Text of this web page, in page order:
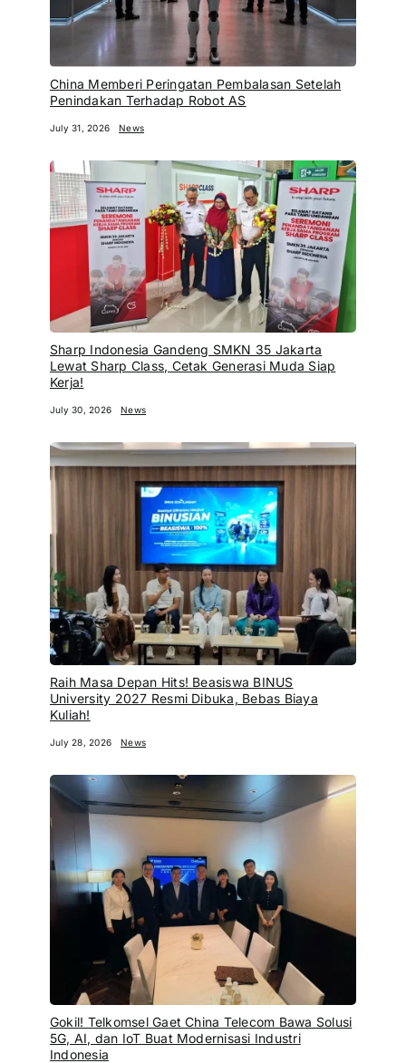
China Memberi Peringatan Pembalasan Setelah
Penindakan Terhadap Robot AS
July 31, 2026 News
Sharp Indonesia Gandeng SMKN 35 Jakarta
Lewat Sharp Class, Cetak Generasi Muda Siap
Kerja!
July 30, 2026 News
Raih Masa Depan Hits! Beasiswa BINUS
University 2027 Resmi Dibuka, Bebas Biaya
Kuliah!
July 28, 2026 News
Gokil! Telkomsel Gaet China Telecom Bawa Solusi
5G, AI, dan IoT Buat Modernisasi Industri
Indonesia